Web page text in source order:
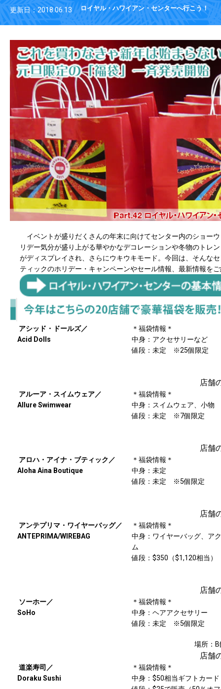
更新日：2018.06.13 ロイヤル・ハワイアン・センターへ行こう！
イベントが盛りだくさんの年末に向けてセンター内のショー
リデー気分が盛り上がる華やかなデコレーションや冬物のトレ
がディスプレイされ、さらにウキウキモード。今回は、そんな
ティックのホリデー・キャンペーンやセール情報、最新情報を
アシッド・ドールズ／
Acid Dolls
＊福袋情報＊
中身：アクセサリーなど
値段：未定 ※25個限定
店舗
アルーア・スイムウェア／
Allure Swimwear
＊福袋情報＊
中身：スイムウェア、小物
値段：未定 ※7個限定
店舗
アロハ・アイナ・ブティック／
Aloha Aina Boutique
＊福袋情報＊
中身：未定
値段：未定 ※5個限定
店舗
アンテプリマ・ワイヤーバッグ／
ANTEPRIMA/WIREBAG
＊福袋情報＊
中身：ワイヤーバッグ、ア
ム
値段：$350（$1,120相当
店舗
ソーホー／
SoHo
＊福袋情報＊
中身：ヘアアクセサリー
値段：未定 ※5個限定
場所：
店舗
道楽寿司／
Doraku Sushi
＊福袋情報＊
中身：$50相当ギフトカード